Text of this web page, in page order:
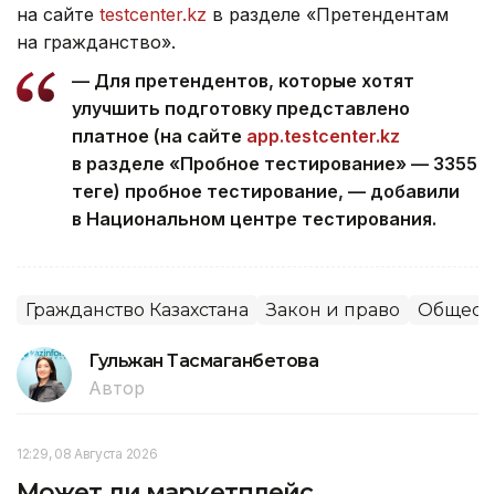
на сайте testcenter.kz в разделе «Претендентам
на гражданство».
— Для претендентов, которые хотят
улучшить подготовку представлено
платное (на сайте app.testcenter.kz
в разделе «Пробное тестирование» — 3355
теңге) пробное тестирование, — добавили
в Национальном центре тестирования.
Гражданство Казахстана Закон и право
Гульжан Тасмаганбетова
Автор
12:29, 08 Августа 2026